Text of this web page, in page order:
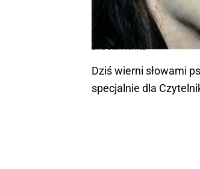
Ewa Stankiewicz
Dziś wierni słowami
specjalnie dla